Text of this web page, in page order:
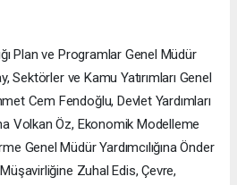
Plan ve Programlar Genel Müdür
Sektörler ve Kamu Yatırımları Genel
Cem Fendoğlu, Devlet Yardımları
Volkan Öz, Ekonomik Modelleme
Genel Müdür Yardımcılığına Önder
Zuhal Edis, Çevre,